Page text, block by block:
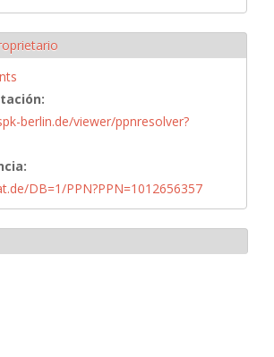
berlin.de/viewer/ppnresolver?
DB=1/PPN?PPN=1012656357